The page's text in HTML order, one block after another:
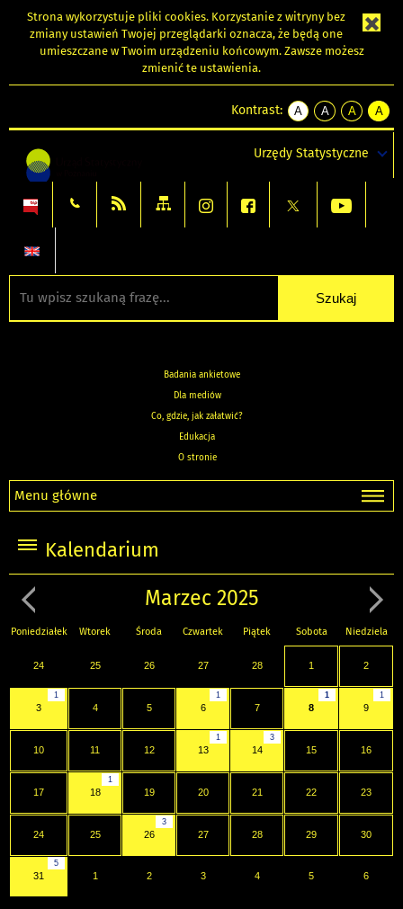
Strona wykorzystuje pliki cookies. Korzystanie z witryny bez
zmiany ustawień Twojej przeglądarki oznacza, że będą one
umieszczane w Twoim urządzeniu końcowym. Zawsze możesz
zmienić te ustawienia.
Kontrast:
A
kontrast
A
kontrast
tekst
czarnym
A
kontrast
tekst
czarnym
A
tekst
żółtym
Urzędy Statystyczne
Badania ankietowe
Dla mediów
Co, gdzie, jak załatwić?
Edukacja
O stronie
Menu główne
Kalendarium
Marzec 2025
Poniedziałek Wtorek Środa Czwartek Piątek Sobota Niedziela
24 25 26 27 28 1 2
1
3 4 5
1
6 7
1
8
1
9
10 11 12
1
13
3
14 15 16
17
1
18 19 20 21 22 23
24 25
3
26 27 28 29 30
5
31 1 2 3 4 5 6